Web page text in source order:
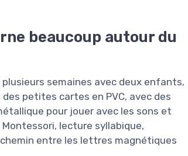
beaucoup autour du
semaines avec deux enfants,
des petites cartes en PVC, avec des
pour jouer avec les sons et
lecture syllabique,
entre les lettres magnétiques